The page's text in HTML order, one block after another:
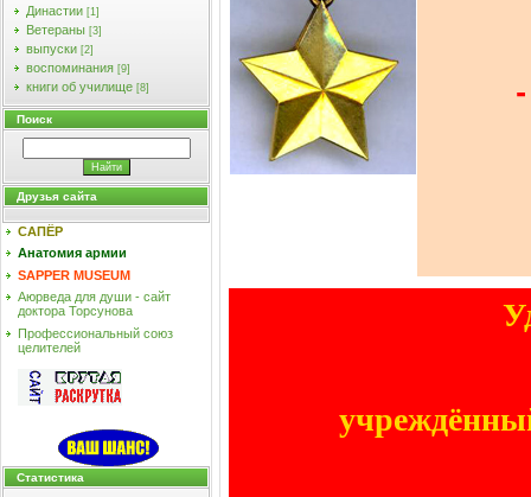
Династии [1]
Ветераны [3]
выпуски [2]
воспоминания [9]
книги об училище [8]
Поиск
Друзья сайта
САПЁР
Анатомия армии
SAPPER MUSEUM
Аюрведа для души - сайт
доктора Торсунова
Профессиональный союз
целителей
Статистика